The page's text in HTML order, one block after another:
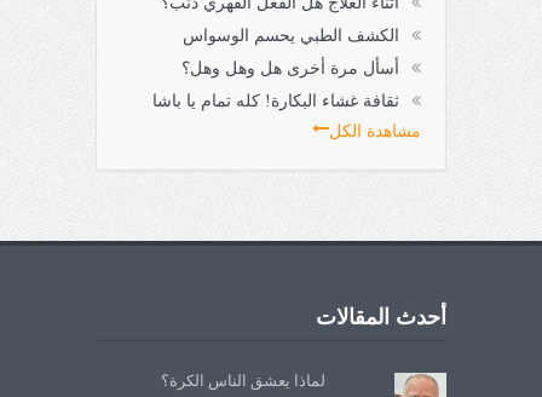
الكشف الطبي يحسم الوسواس
أسأل مرة أخرى هل وهل وهل؟
ثقافة غشاء البكارة! كله تمام يا باشا
مشاهدة الكل
أحدث المقالات
لماذا يعشق الناس الكرة؟